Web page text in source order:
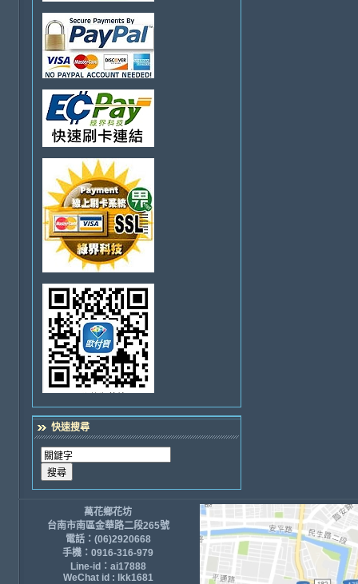
快速搜尋
萬花鄉花坊
台南市南區金華路二段265號
電話：(06)2920668
手機：0916-316-979
Line-id：ai17888
WeChat id : lkk1681